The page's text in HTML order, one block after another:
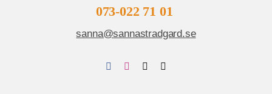
073-022 71 01
sanna@sannastradgard.se